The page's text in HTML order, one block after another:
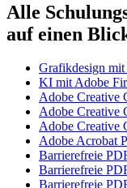
Alle
auf einen
Grafikdesign
KI mit Adobe
Adobe Creative
Adobe Creative
Adobe Creative
Adobe Acrobat
Barrierefreie
Barrierefreie
Barrierefreie